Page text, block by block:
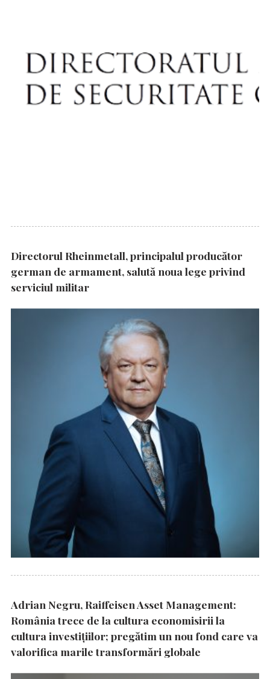
Directorul Rheinmetall, principalul producător
german de armament, salută noua lege privind
serviciul militar
Adrian Negru, Raiffeisen Asset Management:
România trece de la cultura economisirii la
cultura investițiilor; pregătim un nou fond care va
valorifica marile transformări globale